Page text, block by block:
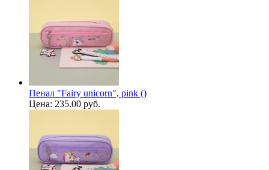
Пенал "Fairy unicorn", pink ()
Цена: 235.00 руб.